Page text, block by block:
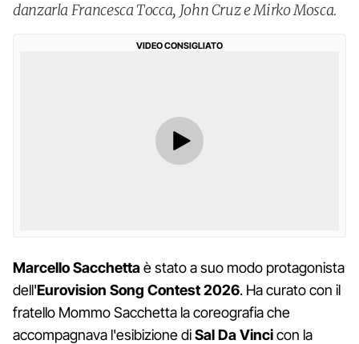
danzarla Francesca Tocca, John Cruz e Mirko Mosca.
VIDEO CONSIGLIATO
Marcello Sacchettaè stato a suo modo protagonista
dell'Eurovision Song Contest 2026. Ha curato con il
fratello Mommo Sacchetta la coreografia che
accompagnava l'esibizione diSal Da Vincicon la